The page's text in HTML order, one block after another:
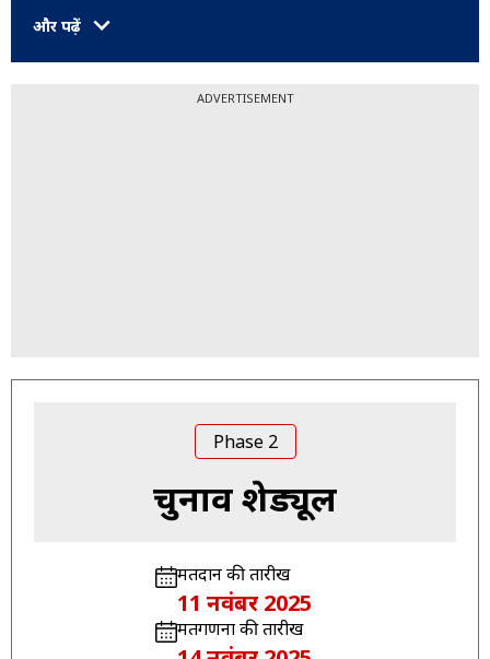
और पढ़ें
ADVERTISEMENT
Phase 2
चुनाव शेड्यूल
मतदान की तारीख
11 नवंबर 2025
मतगणना की तारीख